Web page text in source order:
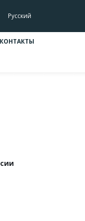
Русский
КОНТАКТЫ